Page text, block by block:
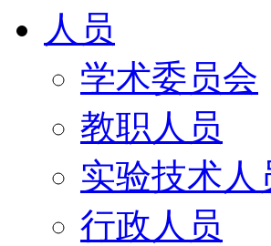
人员
学术委员会
教职人员
实验技术人
行政人员